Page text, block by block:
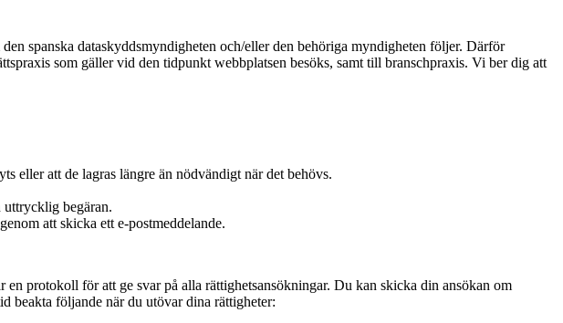
spanska dataskyddsmyndigheten och/eller den behöriga myndigheten följer. Därför
som gäller vid den tidpunkt webbplatsen besöks, samt till branschpraxis. Vi ber dig att
eller att de lagras längre än nödvändigt när det behövs.
uttrycklig begäran.
att skicka ett e-postmeddelande.
protokoll för att ge svar på alla rättighetsansökningar. Du kan skicka din ansökan om
beakta följande när du utövar dina rättigheter: